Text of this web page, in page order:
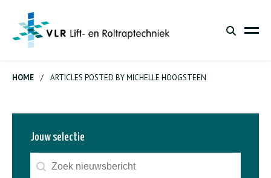
HOME / ARTICLES POSTED BY MICHELLE HOOGSTEEN
Jouw selectie
Zoeken - nieuws
Search content